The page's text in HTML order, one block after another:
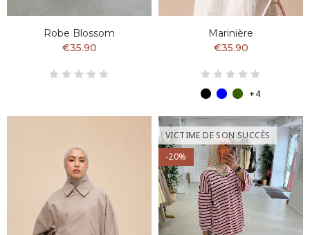
Robe Blossom
€35.90
Marinière
€35.90
+4
VICTIME DE SON SUCCÈS
-20%